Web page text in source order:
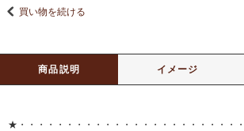
買い物を続ける
商品説明 イメージ
★・・・・・・・・・・・・・・・・・・・・・・・